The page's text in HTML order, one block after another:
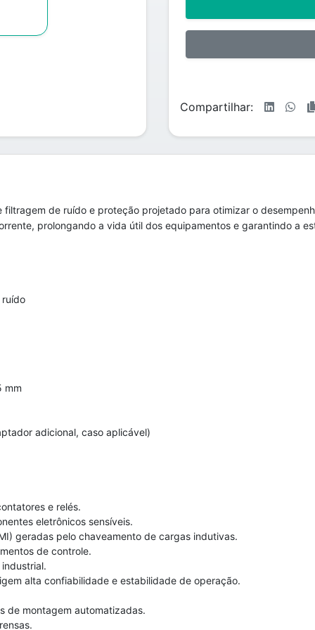
Compartilhar:
de ruído e proteção projetado para otimizar o
prolongando a vida útil dos equipamentos e garantindo a
mm
adicional, caso aplicável)
e relés.
eletrônicos sensíveis.
geradas pelo chaveamento de cargas indutivas.
de controle.
alta confiabilidade e estabilidade de operação.
de montagem automatizadas.